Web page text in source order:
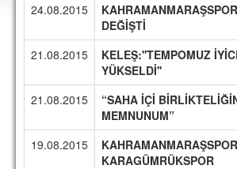
DEPLASMAN
LİSANSLI ÜRÜNLER
MULTİMEDYA
FOTOĞRAF & VİDEOLAR
MARŞ & TEZAHÜRATLAR
24.08.2015
DEĞİŞTİ
21.08.2015
KELEŞ:''TEMPOMUZ
YÜKSELDİ''
21.08.2015
“SAHA İÇİ
MEMNUNUM”
19.08.2015
KARAGÜMRÜKSPOR